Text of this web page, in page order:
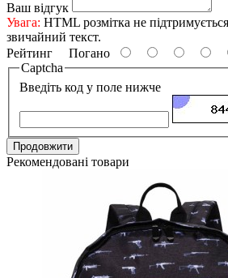
Ваш відгук
Увага: HTML розмітка не
звичайний текст.
Рейтинг Погано
Captcha
Введіть код у поле нижче
Продовжити
Рекомендовані товари